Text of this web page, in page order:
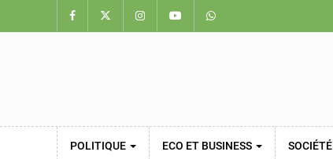
POLITIQUE ECO ET BUSINESS SOCIÉTÉ